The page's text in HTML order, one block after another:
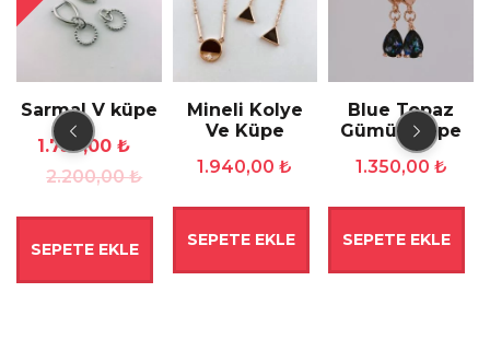
₺.
₺.
Sarmal V küpe
2.200,00₺
Orijinal
fiyat:
2.200,00 ₺.
1.750,00 ₺
Şu
andaki
SEPETE EKLE
Mineli Kolye
Ve Küpe
1.940,00₺
SEPETE EKLE
Blue Topaz
Gümüş Küpe
1.350,00 ₺
SEPETE EKLE